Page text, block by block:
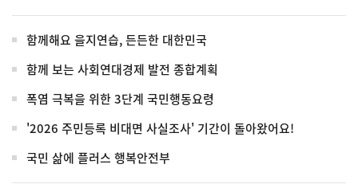
함께해요 을지연습, 든든한 대한민국
함께 보는 사회연대경제 발전 종합계획
폭염 극복을 위한 3단계 국민행동요령
'2026 주민등록 비대면 사실조사' 기간이 돌아왔어요!
국민 삶에 플러스 행복안전부